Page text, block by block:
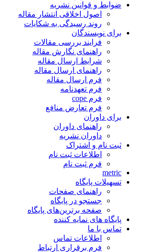
ضوابط و قوانین نشریه
اصول اخلاقی انتشار مقاله
روند رسیدگی به شکایات
برای نویسندگان
فرایند بررسی مقالات
راهنمای نگارش مقاله
شرایط ارسال مقاله
راهنمای ارسال مقاله
فرم ارسال مقاله
فرم تعهدنامه
فرم cope
فرم تعارض منافع
برای داوران
راهنمای داوران
داوران نشریه
ثبت نام و اشتراک
اطلاعات ثبت نام
فرم ثبت نام
metric
تسهیلات پایگاه
راهنمای صفحات
جستجو در پایگاه
صفحه برترین‌های پایگاه
پایگاه های نمایه کننده
تماس با ما
اطلاعات تماس
فرم برقراری ارتباط